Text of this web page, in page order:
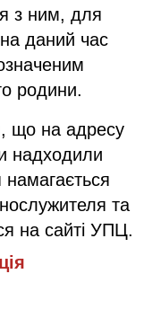
з ним, для
даний час
родини.
що на адресу
надходили
намагається
та
на сайті УПЦ.